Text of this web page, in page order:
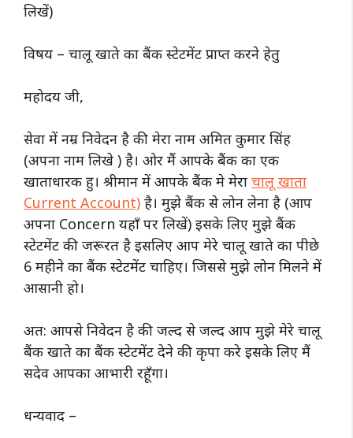
लिखें)
विषय – चालू खाते का बैंक स्टेटमेंट प्राप्त करने हेतु
महोदय जी,
सेवा में नम्र निवेदन है की मेरा नाम अमित कुमार सिंह
(अपना नाम लिखे ) है। ओर मैं आपके बैंक का एक
खाताधारक हु। श्रीमान में आपके बैंक मे मेरा चालू खाता
Current Account) है। मुझे बैंक से लोन लेना है (आप
अपना Concern यहाँ पर लिखें) इसके लिए मुझे बैंक
स्टेटमेंट की जरूरत है इसलिए आप मेरे चालू खाते का पीछे
6 महीने का बैंक स्टेटमेंट चाहिए। जिससे मुझे लोन मिलने में
आसानी हो।
अत: आपसे निवेदन है की जल्द से जल्द आप मुझे मेरे चालू
बैंक खाते का बैंक स्टेटमेंट देने की कृपा करे इसके लिए मैं
सदेव आपका आभारी रहूँगा।
धन्यवाद –